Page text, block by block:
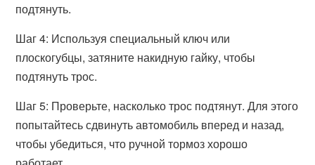
подтянуть.
Шаг 4: Используя специальный ключ или
плоскогубцы, затяните накидную гайку, чтобы
подтянуть трос.
Шаг 5: Проверьте, насколько трос подтянут. Для этого
попытайтесь сдвинуть автомобиль вперед и назад,
чтобы убедиться, что ручной тормоз хорошо